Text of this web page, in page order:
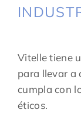
Vitelle tiene
para llevar a
cumpla con
éticos.